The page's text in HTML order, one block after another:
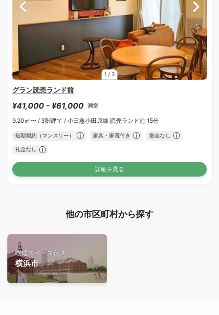
1 / 3
グラン読売ランド前
¥41,000 - ¥61,000 満室
9.20㎡〜 / 3階建て / 小田急小田原線 読売ランド前 15分
短期契約（マンスリー） 家具・家電付き 敷金なし
礼金なし
詳細を見る
他の市区町村から探す
喫煙スペース付き
横浜市